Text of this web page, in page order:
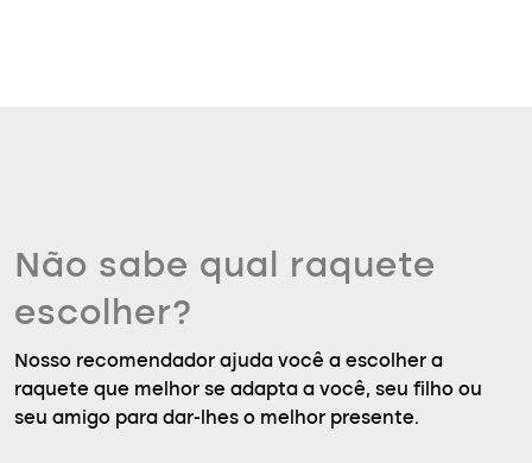
Não sabe qual raquete
escolher?
Nosso recomendador ajuda você a escolher a
raquete que melhor se adapta a você, seu filho ou
seu amigo para dar-lhes o melhor presente.